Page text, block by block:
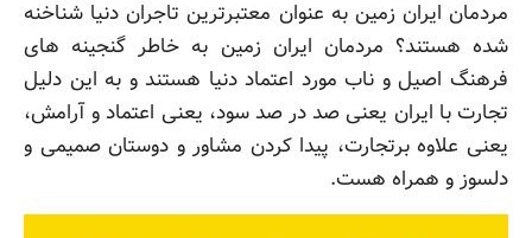
مردمان ایران زمین به عنوان معتبرترین تاجران دنیا شناخنه
شده هستند؟ مردمان ایران زمین به خاطر گنجینه های
فرهنگ اصیل و ناب مورد اعتماد دنیا هستند و به این دلیل
تجارت با ایران یعنی صد در صد سود، یعنی اعتماد و آرامش،
یعنی علاوه برتجارت، پیدا کردن مشاور و دوستان صمیمی و
دلسوز و همراه هست.